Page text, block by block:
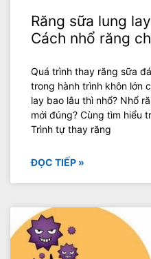
Răng sữa lung
Cách nhổ răng
Quá trình thay răng sữa
trong hành trình khôn lớn
lay bao lâu thì nhổ? Nhổ
mới đúng? Cùng tìm hiểu
Trình tự thay răng
ĐỌC TIẾP »